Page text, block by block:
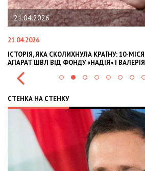
21.04.2026
21.04.2026
ІСТОРІЯ, ЯКА СКОЛИХНУЛА КРАЇНУ: 10-
АПАРАТ ШВЛ ВІД ФОНДУ «НАДІЯ» І
СТЕНКА НА СТЕНКУ